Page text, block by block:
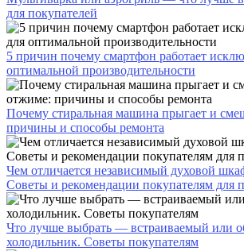
для покупателей
5 причин почему смартфон работает
оптимальной производительности
Почему стиральная машина прыгает и
причины и способы ремонта
Чем отличается независимый духовой
Советы и рекомендации покупателям для
Что лучше выбрать — встраиваемый или
холодильник. Советы покупателям